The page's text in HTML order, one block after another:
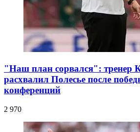
"Наш план сорвался": тренер
расхвалил Полесье после
конференций
2 970